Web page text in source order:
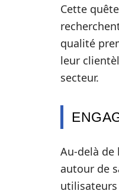
Cette
qualité
leur
secteur.
Au-delà
autour de
utilisateurs